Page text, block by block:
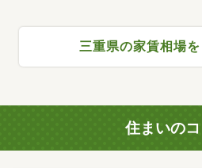
三重県の家賃相場
住まいの